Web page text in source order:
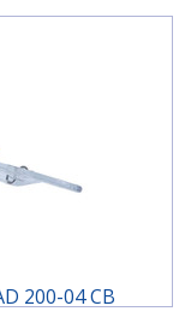
5,4 м.
200-04 CB